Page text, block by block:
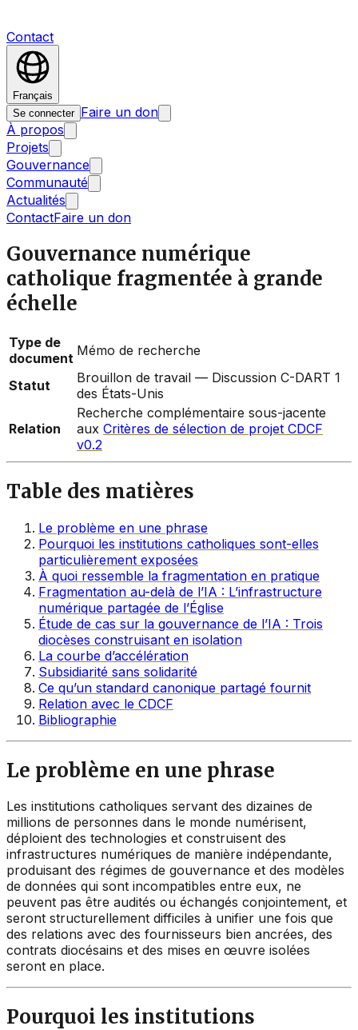
Contact
Français
Se connecter Faire un don
À propos
Projets
Gouvernance
Communauté
Actualités
ContactFaire un don
Gouvernance numérique
catholique fragmentée à grande
échelle
Type de
document Mémo de recherche
Statut
Brouillon de travail — Discussion C-DART 1
des États-Unis
Relation
Recherche complémentaire sous-jacente
aux Critères de sélection de projet CDCF
v0.2
Table des matières
Le problème en une phrase
Pourquoi les institutions catholiques sont-elles
particulièrement exposées
À quoi ressemble la fragmentation en pratique
Fragmentation au-delà de l’IA : L’infrastructure
numérique partagée de l’Église
Étude de cas sur la gouvernance de l’IA : Trois
diocèses construisant en isolation
La courbe d’accélération
Subsidiarité sans solidarité
Ce qu’un standard canonique partagé fournit
Relation avec le CDCF
Bibliographie
Le problème en une phrase
Les institutions catholiques servant des dizaines de
millions de personnes dans le monde numérisent,
déploient des technologies et construisent des
infrastructures numériques de manière indépendante,
produisant des régimes de gouvernance et des modèles
de données qui sont incompatibles entre eux, ne
peuvent pas être audités ou échangés conjointement, et
seront structurellement difficiles à unifier une fois que
des relations avec des fournisseurs bien ancrées, des
contrats diocésains et des mises en œuvre isolées
seront en place.
Pourquoi les institutions